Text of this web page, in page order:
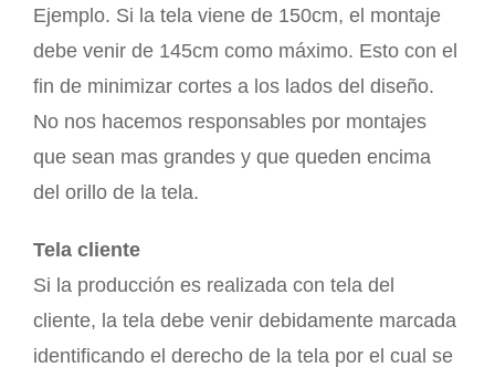
Ejemplo. Si la tela viene de 150cm, el montaje
debe venir de 145cm como máximo. Esto con el
fin de minimizar cortes a los lados del diseño.
No nos hacemos responsables por montajes
que sean mas grandes y que queden encima
del orillo de la tela.
Tela cliente
Si la producción es realizada con tela del
cliente, la tela debe venir debidamente marcada
identificando el derecho de la tela por el cual se